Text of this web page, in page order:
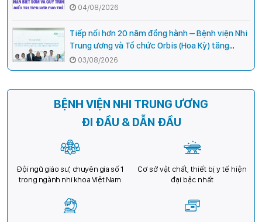
chuyên gia hàng đầu của Bệnh Viện Nhi Trung
ương
04/08/2026
Tiếp nối hơn 20 năm đồng hành – Bệnh viện Nhi
Trung ương và Tổ chức Orbis (Hoa Kỳ) tăng
cường hợp tác, mở rộng cơ hội bảo vệ thị lực
cho trẻ em Việt Nam
03/08/2026
BỆNH VIỆN NHI TRUNG ƯƠNG
ĐI ĐẦU & DẪN ĐẦU
Đội ngũ giáo sư, chuyên gia số 1
trong ngành nhi khoa Việt Nam
Cơ sở vật chất, thiết bị y tế hiện
đại bậc nhất